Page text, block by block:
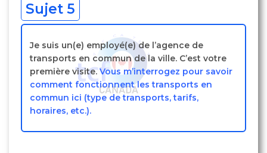
Sujet 5
Je suis un(e) employé(e) de l’agence de
transports en commun de la ville. C’est votre
première visite.Vous m’interrogez pour savoir
comment fonctionnent les transports en
commun ici (type de transports, tarifs,
horaires, etc.).